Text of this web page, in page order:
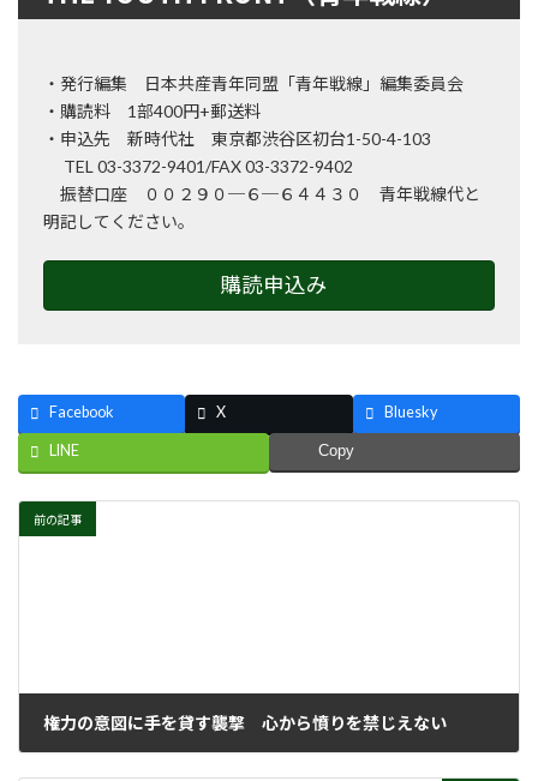
・発行編集 日本共産青年同盟「青年戦線」編集委員会
・購読料 1部400円+郵送料
・申込先 新時代社 東京都渋谷区初台1-50-4-103
TEL 03-3372-9401/FAX 03-3372-9402
振替口座 ００２９０─６─６４４３０ 青年戦線代と
明記してください。
購読申込み
Facebook X Bluesky
LINE Copy
前の記事
権力の意図に手を貸す襲撃 心から憤りを禁じえない